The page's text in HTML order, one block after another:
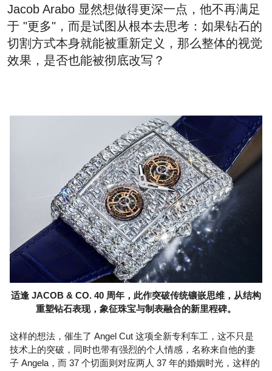
Jacob Arabo 显然想做得更深一点，他不再满足
于 "更多"，而是试图从根本去思考：如果钻石的
切割方式本身就能被重新定义，那么整体的视觉
效果，是否也能被彻底改写？
适逢 JACOB & CO. 40 周年，此作突破传统镶嵌思维，从结构
重塑钻石表现，象征珠宝与制表融合的新里程碑。
这样的想法，催生了 Angel Cut 这项全新专利车工，这不只是
技术上的突破，同时也带有强烈的个人情感，名称来自他的妻
子 Angela，而 37 个切面则对应两人 37 年的婚姻时光，这样的